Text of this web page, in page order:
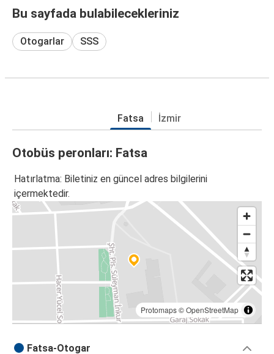
Bu sayfada bulabilecekleriniz
Otogarlar SSS
Fatsa İzmir
Otobüs peronları: Fatsa
Hatırlatma: Biletiniz en güncel adres bilgilerini
içermektedir.
Protomaps©OpenStreetMap
Fatsa-Otogar